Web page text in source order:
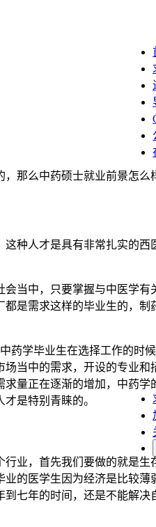
那么中药硕士就业前景怎么
种人才是具有非常扎实的西
当中，只要掌握与中医学
是需求这样的毕业生的，制
药学毕业生在选择工作的时
当中的需求，开设的专业
量正在逐渐的增加，中药学
是特别青睐的。
业，首先我们要做的就是生
的医学生因为经济是比较薄
七年的时间，还是不能解决